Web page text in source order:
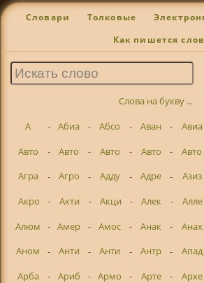
Словари Толковые
Как пишется
Слова на букву ...
А
- Абиа - Абсо - Аван - Авиа
Авто
- Авто - Авто - Авто - Авто
Агра
- Агро - Адду - Адре - Азиз
Акро
- Акти - Акци - Алек - Алле
Алюм
- Амер - Амос - Анак - Анах
Аном
- Анти - Анти - Антр - Апад
Арба
- Ариб - Армо - Арте - Архе